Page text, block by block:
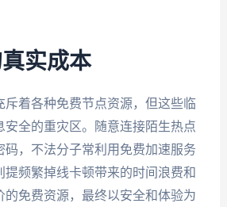
实成本
斥着各种免费节点资源，但这些临
安全的重灾区。随意连接陌生热点
码，不法分子常利用免费加速服务
提频繁掉线卡顿带来的时间浪费和
的免费资源，最终以安全和体验为